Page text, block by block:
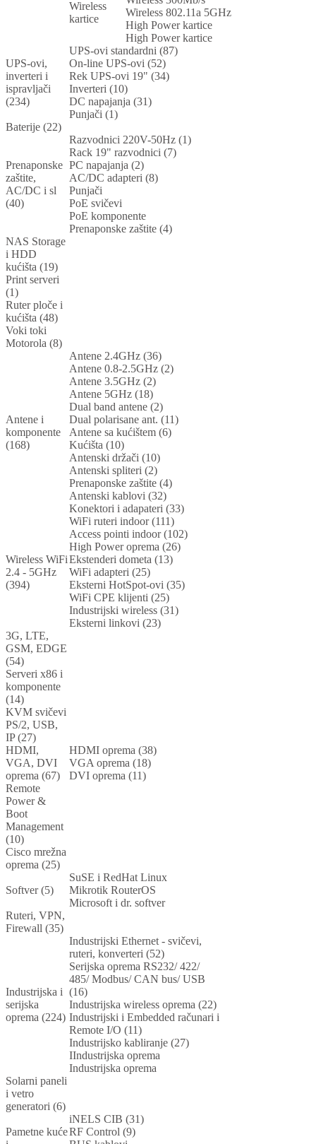
Wireless
kartice
Wireless 802.11a 5GHz
High Power kartice
High Power kartice
UPS-ovi,
inverteri i
ispravljači
(234)
UPS-ovi standardni (87)
On-line UPS-ovi (52)
Rek UPS-ovi 19" (34)
Inverteri (10)
DC napajanja (31)
Punjači (1)
Baterije (22)
Prenaponske
zaštite,
AC/DC i sl
(40)
Razvodnici 220V-50Hz (1)
Rack 19" razvodnici (7)
PC napajanja (2)
AC/DC adapteri (8)
Punjači
PoE svičevi
PoE komponente
Prenaponske zaštite (4)
NAS Storage
i HDD
kućišta (19)
Print serveri
(1)
Ruter ploče i
kućišta (48)
Voki toki
Motorola (8)
Antene i
komponente
(168)
Antene 2.4GHz (36)
Antene 0.8-2.5GHz (2)
Antene 3.5GHz (2)
Antene 5GHz (18)
Dual band antene (2)
Dual polarisane ant. (11)
Antene sa kućištem (6)
Kućišta (10)
Antenski držači (10)
Antenski spliteri (2)
Prenaponske zaštite (4)
Antenski kablovi (32)
Konektori i adapateri (33)
Wireless WiFi
2.4 - 5GHz
(394)
WiFi ruteri indoor (111)
Access pointi indoor (102)
High Power oprema (26)
Ekstenderi dometa (13)
WiFi adapteri (25)
Eksterni HotSpot-ovi (35)
WiFi CPE klijenti (25)
Industrijski wireless (31)
Eksterni linkovi (23)
3G, LTE,
GSM, EDGE
(54)
Serveri x86 i
komponente
(14)
KVM svičevi
PS/2, USB,
IP (27)
HDMI,
VGA, DVI
oprema (67)
HDMI oprema (38)
VGA oprema (18)
DVI oprema (11)
Remote
Power &
Boot
Management
(10)
Cisco mrežna
oprema (25)
Softver (5)
SuSE i RedHat Linux
Mikrotik RouterOS
Microsoft i dr. softver
Ruteri, VPN,
Firewall (35)
Industrijska i
serijska
oprema (224)
Industrijski Ethernet - svičevi,
ruteri, konverteri (52)
Serijska oprema RS232/ 422/
485/ Modbus/ CAN bus/ USB
(16)
Industrijska wireless oprema (22)
Industrijski i Embedded računari i
Remote I/O (11)
Industrijsko kabliranje (27)
IIndustrijska oprema
Industrijska oprema
Solarni paneli
i vetro
generatori (6)
Pametne kuće
iNELS CIB (31)
RF Control (9)